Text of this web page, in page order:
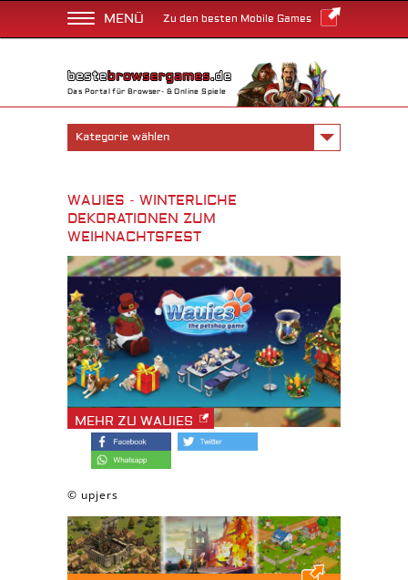
MENÜ Zu den besten Mobile Games
Das Portal für Browser- & Online Spiele
Kategorie wählen
WAUIES - WINTERLICHE
DEKORATIONEN ZUM
WEIHNACHTSFEST
MEHR ZU WAUIES
© upjers